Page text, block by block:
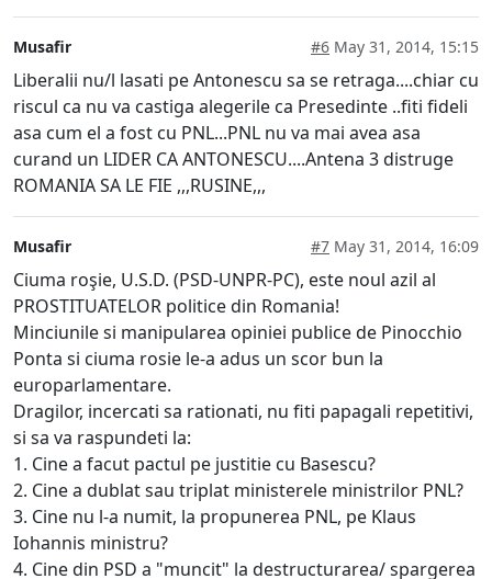
Musafir #6 May 31, 2014, 15:15
Liberalii nu/l lasati pe Antonescu sa se retraga....chiar cu
riscul ca nu va castiga alegerile ca Presedinte ..fiti fideli
asa cum el a fost cu PNL...PNL nu va mai avea asa
curand un LIDER CA ANTONESCU....Antena 3 distruge
ROMANIA SA LE FIE ,,,RUSINE,,,
Musafir #7 May 31, 2014, 16:09
Ciuma roşie, U.S.D. (PSD-UNPR-PC), este noul azil al
PROSTITUATELOR politice din Romania!
Minciunile si manipularea opiniei publice de Pinocchio
Ponta si ciuma rosie le-a adus un scor bun la
europarlamentare.
Dragilor, incercati sa rationati, nu fiti papagali repetitivi,
si sa va raspundeti la:
1. Cine a facut pactul pe justitie cu Basescu?
2. Cine a dublat sau triplat ministerele ministrilor PNL?
3. Cine nu l-a numit, la propunerea PNL, pe Klaus
Iohannis ministru?
4. Cine din PSD a "muncit" la destructurarea/ spargerea